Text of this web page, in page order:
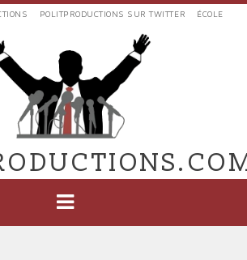
POLITPRODUCTIONS SUR TWITTER ÉCOLE